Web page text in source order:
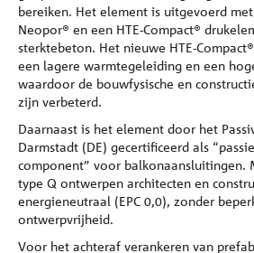
bereiken. Het element is uitgevoerd
Neopor® en een HTE-Compact®
sterktebeton. Het nieuwe HTE-
een lagere warmtegeleiding en een
waardoor de bouwfysische en
zijn verbeterd.
Daarnaast is het element door het
Darmstadt (DE) gecertificeerd als
component” voor balkonaansluitingen.
type Q ontwerpen architecten en
energieneutraal (EPC 0,0), zonder
ontwerpvrijheid.
Voor het achteraf verankeren van